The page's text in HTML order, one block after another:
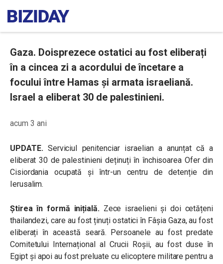
Gaza. Doisprezece ostatici au fost eliberați
în a cincea zi a acordului de încetare a
focului între Hamas și armata israeliană.
Israel a eliberat 30 de palestinieni.
acum 3 ani
UPDATE.Serviciul penitenciar israelian a anunțat că a
eliberat 30 de palestinieni deținuți în închisoarea Ofer din
Cisiordania ocupată și într-un centru de detenție din
Ierusalim.
Știrea în formă inițială. Zece israelieni și doi cetățeni
thailandezi, care au fost ținuți ostatici în Fâșia Gaza, au fost
eliberați în această seară. Persoanele au fost predate
Comitetului Internațional al Crucii Roșii, au fost duse în
Egipt și apoi au fost preluate cu elicoptere militare pentru a